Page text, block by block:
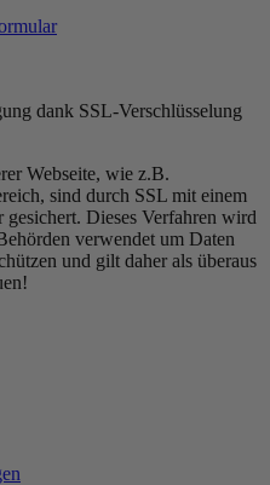
dank SSL-Verschlüsselung
Webseite, wie z.B.
sind durch SSL mit einem
Dieses Verfahren wird
verwendet um Daten
und gilt daher als überaus